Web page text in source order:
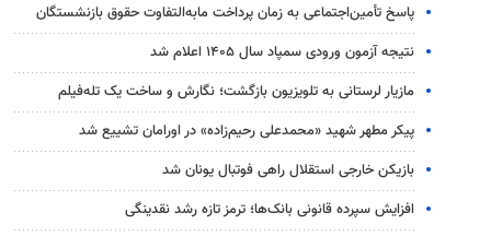
پاسخ تأمین‌اجتماعی به زمان پرداخت مابه‌التفاوت حقوق بازنشستگان
نتیجه آزمون ورودی سمپاد سال ۱۴۰۵ اعلام شد
مازیار لرستانی به تلویزیون بازگشت؛ نگارش و ساخت یک تله‌فیلم
پیکر مطهر شهید «محمدعلی رحیم‌زاده» در اورامان تشییع شد
بازیکن خارجی استقلال راهی فوتبال یونان شد
افزایش سپرده قانونی بانک‌ها؛ ترمز تازه رشد نقدینگی